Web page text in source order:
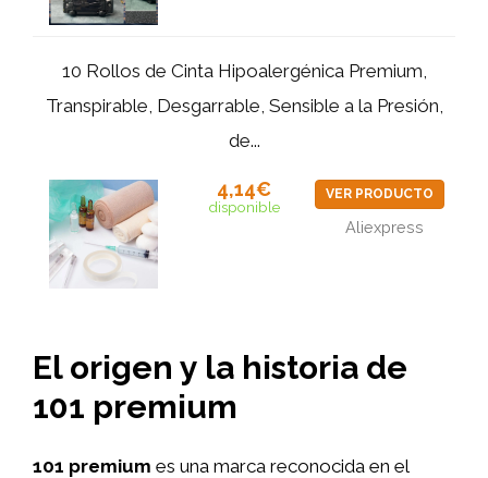
10 Rollos de Cinta Hipoalergénica Premium,
Transpirable, Desgarrable, Sensible a la Presión,
de...
4,14€
disponible
VER PRODUCTO
Aliexpress
El origen y la historia de
101 premium
101 premium es una marca reconocida en el